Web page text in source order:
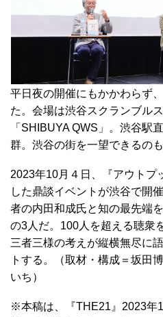
平日夜の開催にもかかわらず
た。会場は渋谷スクランブル
「SHIBUYA QWS」。渋谷駅
群。渋谷の街を一望できるのも
2023年10月４日、『アウトプ
した鼎談イベントが渋谷で開
者の内田和成氏と知の最先端
の3人だ。100人を超える聴衆
三者三様の考えが縦横無尽に
トする。（取材・構成＝坂田
いち）
※本稿は、『THE21』2023年